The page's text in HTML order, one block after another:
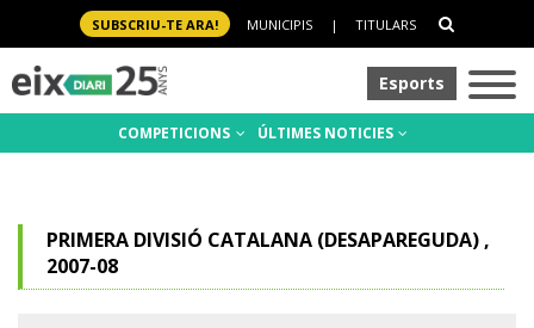
SUBSCRIU-TE ARA! MUNICIPIS | TITULARS
Esports
COMPETICIONS ÚLTIMES NOTICIES
PRIMERA DIVISIÓ CATALANA (DESAPAREGUDA) ,
2007-08